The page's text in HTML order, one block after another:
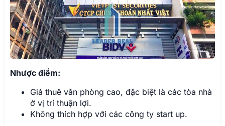
Nhược điểm:
Giá thuê văn phòng cao, đặc biệt là các tòa nhà
ở vị trí thuận lợi.
Không thích hợp với các công ty start up.